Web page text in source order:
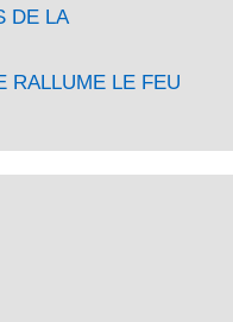
DE LA
RALLUME LE FEU